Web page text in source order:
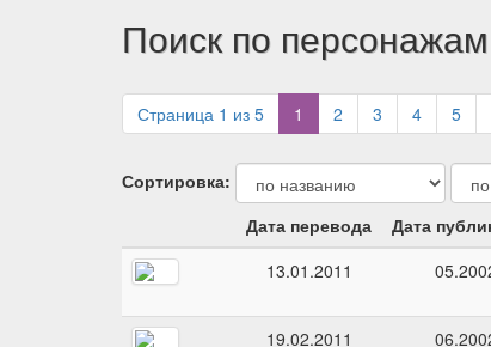
Поиск по
Страница 1 из 5 1 (current)
2 3 4 5
Сортировка:
Дата перевода
Дата
13.01.2011
19.02.2011